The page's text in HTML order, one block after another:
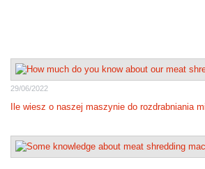
29/06/2022
Ile wiesz o naszej maszynie do rozdrabniania